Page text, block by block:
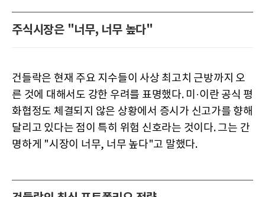
주식시장은 "너무, 너무 높다"
건들락은 현재 주요 지수들이 사상 최고치 근방까지 오
른 것에 대해서도 강한 우려를 표명했다. 미·이란 공식 평
화협정도 체결되지 않은 상황에서 증시가 신고가를 향해
달리고 있다는 점이 특히 위험 신호라는 것이다. 그는 간
명하게 "시장이 너무, 너무 높다"고 말했다.